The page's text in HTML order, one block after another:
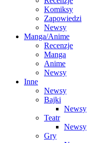
Komiksy
Zapowiedzi
Newsy
Manga/Anime
Recenzje
Manga
Anime
Newsy
Inne
Newsy
Bajki
Newsy
Teatr
Newsy
Gry